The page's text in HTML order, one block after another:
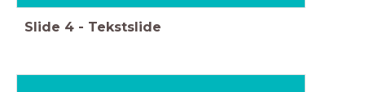
Slide 4 - Tekstslide